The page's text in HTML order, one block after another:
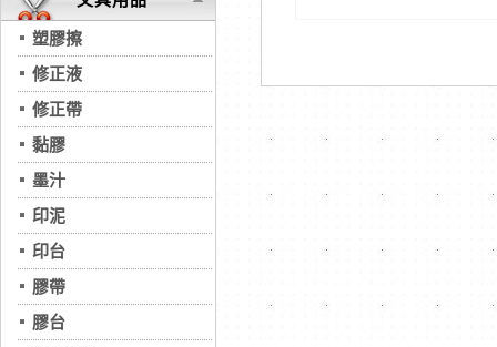
塑膠擦
修正液
修正帶
黏膠
墨汁
印泥
印台
膠帶
膠台